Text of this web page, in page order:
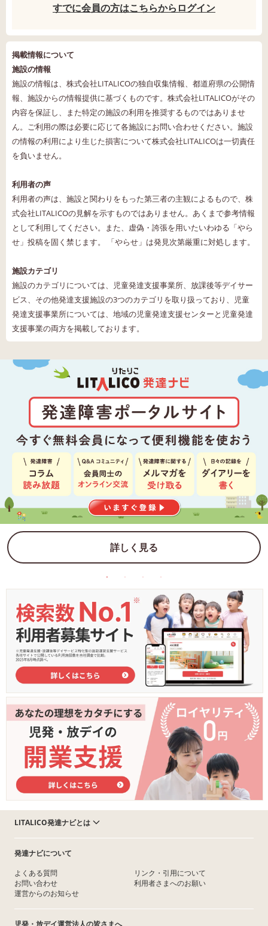
すでに会員の方はこちらからログイン
掲載情報について
施設の情報
施設の情報は、株式会社LITALICOの独自収集情報、都道府県の公開情
報、施設からの情報提供に基づくものです。株式会社LITALICOがその
内容を保証し、また特定の施設の利用を推奨するものではありませ
ん。ご利用の際は必要に応じて各施設にお問い合わせください。施設
の情報の利用により生じた損害について株式会社LITALICOは一切責任
を負いません。
利用者の声
利用者の声は、施設と関わりをもった第三者の主観によるもので、株
式会社LITALICOの見解を示すものではありません。あくまで参考情報
として利用してください。また、虚偽・誇張を用いたいわゆる「やら
せ」投稿を固く禁じます。 「やらせ」は発見次第厳重に対処します。
施設カテゴリ
施設のカテゴリについては、児童発達支援事業所、放課後等デイサー
ビス、その他発達支援施設の3つのカテゴリを取り扱っており、児童
発達支援事業所については、地域の児童発達支援センターと児童発達
支援事業の両方を掲載しております。
詳しく見る
LITALICO発達ナビとは
発達ナビについて
よくある質問
お問い合わせ
運営からのお知らせ
リンク・引用について
利用者さまへのお願い
児発・放デイ運営法人の皆さまへ